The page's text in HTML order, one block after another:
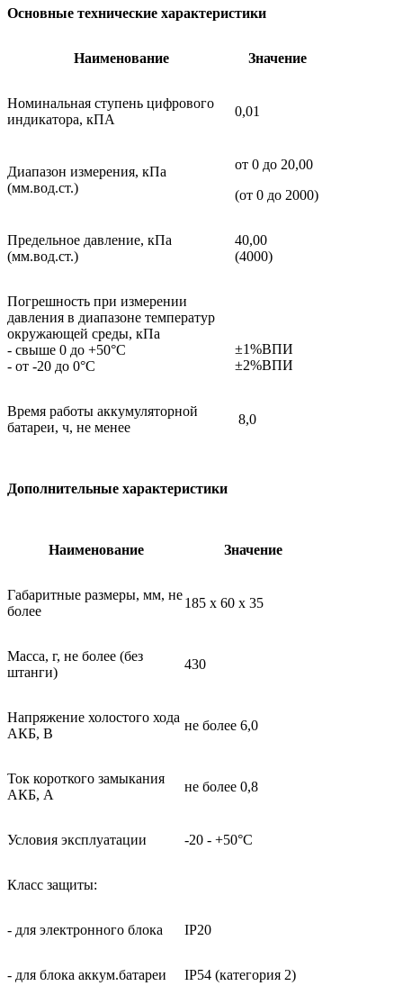
Основные технические характеристики
Наименование Значение
Номинальная ступень цифрового
индикатора, кПА
0,01
Диапазон измерения, кПа
(мм.вод.ст.)
от 0 до 20,00
(от 0 до 2000)
Предельное давление, кПа
(мм.вод.ст.)
40,00
(4000)
Погрешность при измерении
давления в диапазоне температур
окружающей среды, кПа
- свыше 0 до +50°С
- от -20 до 0°С
±1%ВПИ
±2%ВПИ
Время работы аккумуляторной
батареи, ч, не менее
8,0
Дополнительные характеристики
Наименование Значение
Габаритные размеры, мм, не
более
185 х 60 х 35
Масса, г, не более (без
штанги)
430
Напряжение холостого хода
АКБ, В
не более 6,0
Ток короткого замыкания
АКБ, А
не более 0,8
Условия эксплуатации -20 - +50°С
Класс защиты:
- для электронного блока IP20
- для блока аккум.батареи IP54 (категория 2)